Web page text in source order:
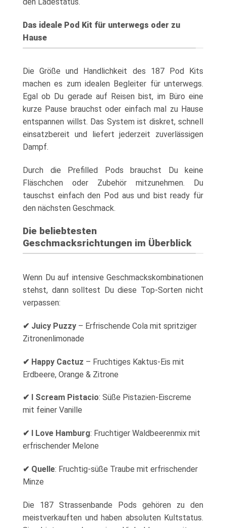
Das ideale Pod Kit für unterwegs oder zu
Hause
Die Größe und Handlichkeit des 187 Pod Kits
machen es zum idealen Begleiter für unterwegs.
Egal ob Du gerade auf Reisen bist, im Büro eine
kurze Pause brauchst oder einfach mal zu Hause
entspannen willst. Das System ist diskret, schnell
einsatzbereit und liefert jederzeit zuverlässigen
Dampf.
Durch die Prefilled Pods brauchst Du keine
Fläschchen oder Zubehör mitzunehmen. Du
tauschst einfach den Pod aus und bist ready für
den nächsten Geschmack.
Die beliebtesten
Geschmacksrichtungen im Überblick
Wenn Du auf intensive Geschmackskombinationen
stehst, dann solltest Du diese Top-Sorten nicht
verpassen:
✔ Juicy Puzzy – Erfrischende Cola mit spritziger
Zitronenlimonade
✔ Happy Cactuz – Fruchtiges Kaktus-Eis mit
Erdbeere, Orange & Zitrone
✔ I Scream Pistacio: Süße Pistazien-Eiscreme
mit feiner Vanille
✔ I Love Hamburg: Fruchtiger Waldbeerenmix mit
erfrischender Melone
✔ Quelle: Fruchtig-süße Traube mit erfrischender
Minze
Die 187 Strassenbande Pods gehören zu den
meistverkauften und haben absoluten Kultstatus.